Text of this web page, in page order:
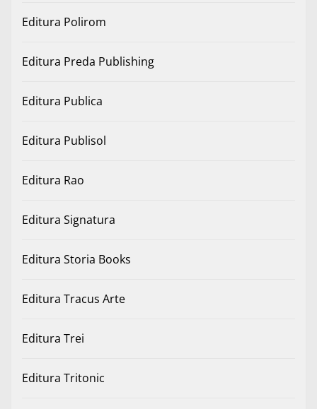
Editura Polirom
Editura Preda Publishing
Editura Publica
Editura Publisol
Editura Rao
Editura Signatura
Editura Storia Books
Editura Tracus Arte
Editura Trei
Editura Tritonic